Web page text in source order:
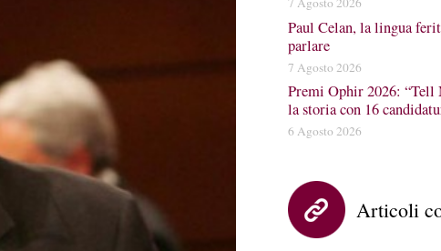
Paul Celan, la lingua
parlare
7 Agosto 2026
Premi Ophir 2026: “Tell
la storia con 16
6 Agosto 2026
Articoli